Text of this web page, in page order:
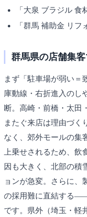
「大泉 ブラジル 食
「群馬 補助金 リフ
群馬県の店舗集
まず「駐車場が弱い＝
庫動線・右折進入のし
断。高崎・前橋・太田
またぐ来店は理由づく
なく、郊外モールの集
上乗せされるため、
因も大きく、北部の積
ョンが急変。さらに、
の採用難に直結する
です。県外（埼玉・軽